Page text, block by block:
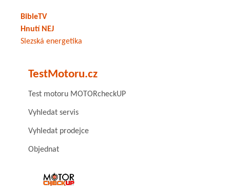
BibleTV
Hnutí NEJ
Slezská energetika
TestMotoru.cz
Test motoru MOTORcheckUP
Vyhledat servis
Vyhledat prodejce
Objednat